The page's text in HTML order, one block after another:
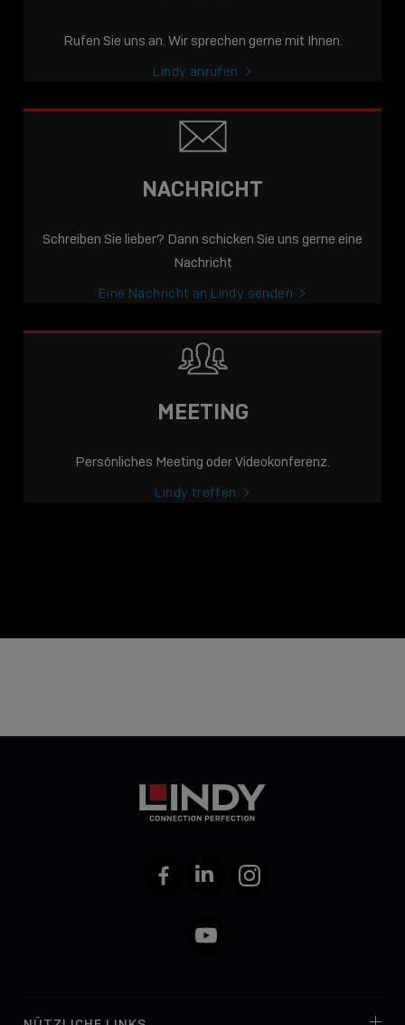
Rufen Sie uns an. Wir sprechen gerne mit Ihnen.
Lindy anrufen
NACHRICHT
Schreiben Sie lieber? Dann schicken Sie uns gerne eine
Nachricht
Eine Nachricht an Lindy senden
MEETING
Persönliches Meeting oder Videokonferenz.
Lindy treffen
FacebookLinkedIn Instagram
YouTube